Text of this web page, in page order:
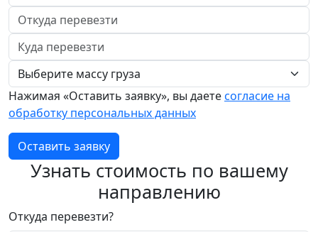
Нажимая «Оставить заявку», вы даетесогласие на
обработку персональных данных
Оставить заявку
Узнать стоимость по вашему
направлению
Откуда перевезти?